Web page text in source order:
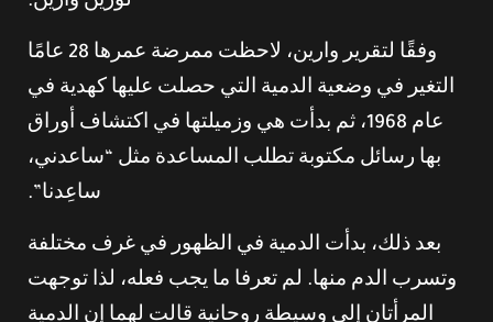
وفقًا لتقرير وارين، لاحظت ممرضة عمرها 28 عامًا
التغير في وضعية الدمية التي حصلت عليها كهدية في
عام 1968، ثم بدأت هي وزميلتها في اكتشاف أوراق
بها رسائل مكتوبة تطلب المساعدة مثل “ساعدني،
ساعِدنا”.
بعد ذلك، بدأت الدمية في الظهور في غرف مختلفة
وتسرب الدم منها. لم تعرفا ما يجب فعله، لذا توجهت
المرأتان إلى وسيطة روحانية قالت لهما إن الدمية